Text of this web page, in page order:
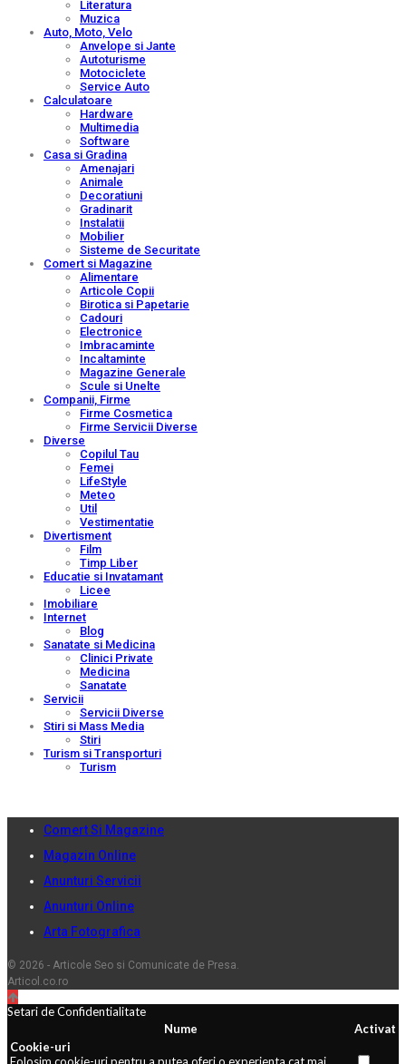
Literatura
Muzica
Auto, Moto, Velo
Anvelope si Jante
Autoturisme
Motociclete
Service Auto
Calculatoare
Hardware
Multimedia
Software
Casa si Gradina
Amenajari
Animale
Decoratiuni
Gradinarit
Instalatii
Mobilier
Sisteme de Securitate
Comert si Magazine
Alimentare
Articole Copii
Birotica si Papetarie
Cadouri
Electronice
Imbracaminte
Incaltaminte
Magazine Generale
Scule si Unelte
Companii, Firme
Firme Cosmetica
Firme Servicii Diverse
Diverse
Copilul Tau
Femei
LifeStyle
Meteo
Util
Vestimentatie
Divertisment
Film
Timp Liber
Educatie si Invatamant
Licee
Imobiliare
Internet
Blog
Sanatate si Medicina
Clinici Private
Medicina
Sanatate
Servicii
Servicii Diverse
Stiri si Mass Media
Stiri
Turism si Transporturi
Turism
Comert Si Magazine
Magazin Online
Anunturi Servicii
Anunturi Online
Arta Fotografica
© 2026 - Articole Seo si Comunicate de Presa.
Articol.co.ro
Setari de Confidentialitate
Nume
Activat
Cookie-uri